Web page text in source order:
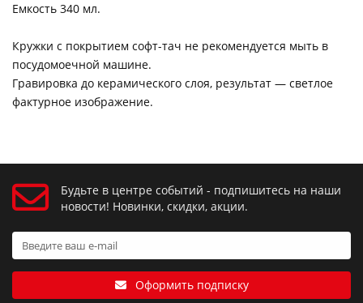
Емкость 340 мл.
Кружки с покрытием софт-тач не рекомендуется мыть в
посудомоечной машине.
Гравировка до керамического слоя, результат — светлое
фактурное изображение.
Будьте в центре событий - подпишитесь на наши
новости! Новинки, скидки, акции.
Оформить подписку